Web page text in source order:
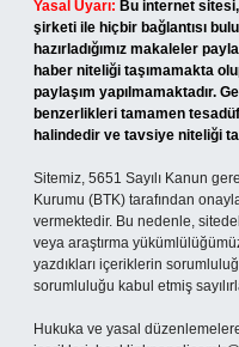
Yasal Uyarı: Bu internet
şirketi ile hiçbir bağlantısı
hazırladığımız makaleler
haber niteliği taşımamakta
paylaşım yapılmamaktadır.
benzerlikleri tamamen
halindedir ve tavsiye niteliği
Sitemiz, 5651 Sayılı Kanun
Kurumu (BTK) tarafından
vermektedir. Bu nedenle,
veya araştırma
yazdıkları içeriklerin
sorumluluğu kabul etmiş
Hukuka ve yasal